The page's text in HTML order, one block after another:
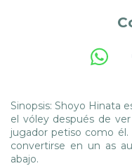
Sinopsis: Shoyo Hinata
el vóley después de
jugador petiso como él.
convertirse en un as
abajo.